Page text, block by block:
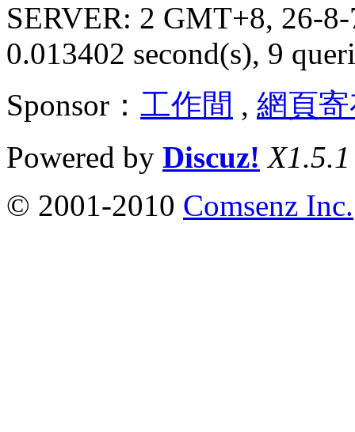
SERVER: 2 GMT+8, 26-
0.013402 second(s), 9
Sponsor： 工作間 , 網頁
Powered by Discuz! X1.5.1
© 2001-2010 Comsenz Inc.